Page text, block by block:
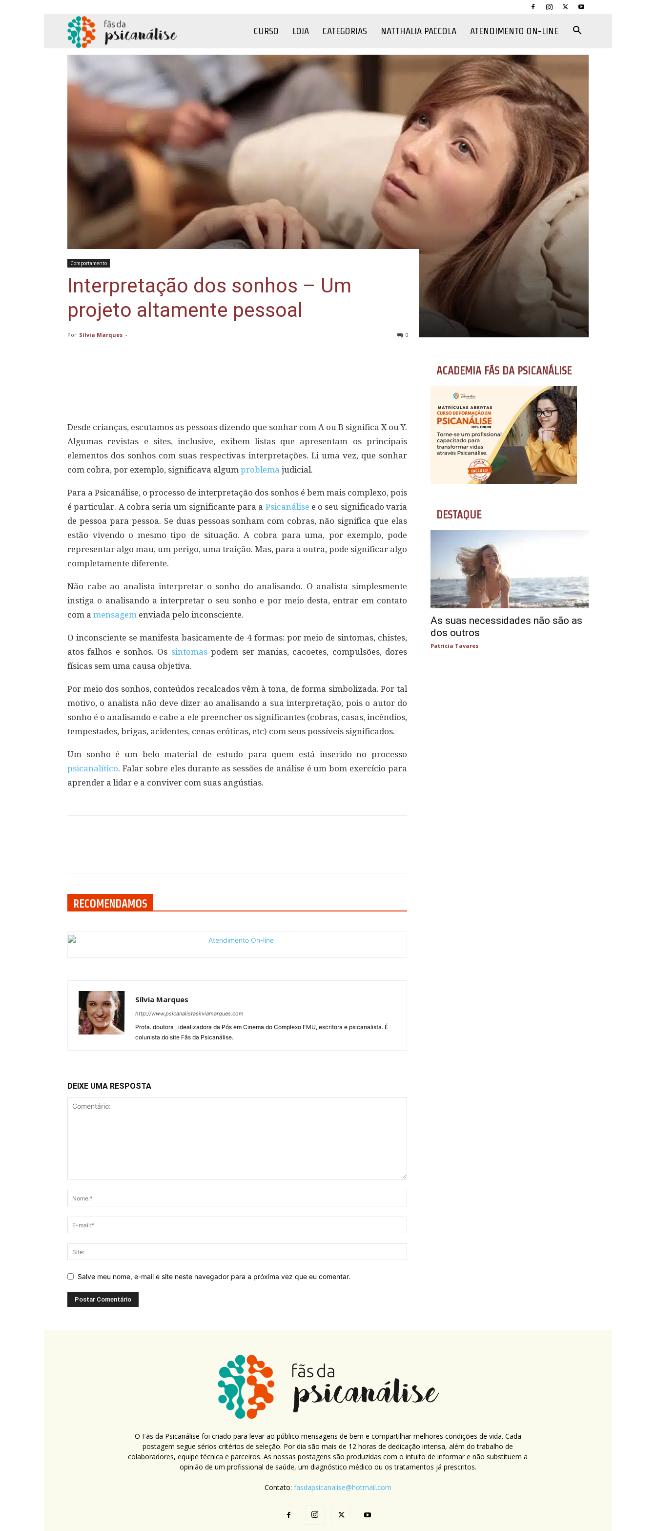
Psicanálise
CURSO LOJA CATEGORIAS NATTHALIA PACCOLA ATENDIMENTO ON-LINE
Comportamento
Interpretação dos sonhos – Um
projeto altamente pessoal
Por Sílvia Marques - 0
Desde crianças, escutamos as pessoas dizendo que sonhar com A ou B significa X ou Y.
Algumas revistas e sites, inclusive, exibem listas que apresentam os principais
elementos dos sonhos com suas respectivas interpretações. Li uma vez, que sonhar
com cobra, por exemplo, significava algum problema judicial.
Para a Psicanálise, o processo de interpretação dos sonhos é bem mais complexo, pois
é particular. A cobra seria um significante para a Psicanálise e o seu significado varia
de pessoa para pessoa. Se duas pessoas sonham com cobras, não significa que elas
estão vivendo o mesmo tipo de situação. A cobra para uma, por exemplo, pode
representar algo mau, um perigo, uma traição. Mas, para a outra, pode significar algo
completamente diferente.
Não cabe ao analista interpretar o sonho do analisando. O analista simplesmente
instiga o analisando a interpretar o seu sonho e por meio desta, entrar em contato
com a mensagem enviada pelo inconsciente.
O inconsciente se manifesta basicamente de 4 formas: por meio de sintomas, chistes,
atos falhos e sonhos. Os sintomaspodem ser manias, cacoetes, compulsões, dores
físicas sem uma causa objetiva.
Por meio dos sonhos, conteúdos recalcados vêm à tona, de forma simbolizada. Por tal
motivo, o analista não deve dizer ao analisando a sua interpretação, pois o autor do
sonho é o analisando e cabe a ele preencher os significantes (cobras, casas, incêndios,
tempestades, brigas, acidentes, cenas eróticas, etc) com seus possíveis significados.
Um sonho é um belo material de estudo para quem está inserido no processo
psicanalítico. Falar sobre eles durante as sessões de análise é um bom exercício para
aprender a lidar e a conviver com suas angústias.
RECOMENDAMOS
Sílvia Marques
http://www.psicanalistasilviamarques.com
Profa. doutora , idealizadora da Pós em Cinema do Complexo FMU, escritora e psicanalista. É
colunista do site Fãs da Psicanálise.
DEIXE UMA RESPOSTA
Salve meu nome, e-mail e site neste navegador para a próxima vez que eu comentar.
ACADEMIA FÃS DA PSICANÁLISE
DESTAQUE
As suas necessidades não são as
dos outros
Patricia Tavares
O Fãs da Psicanálise foi criado para levar ao público mensagens de bem e compartilhar melhores condições de vida. Cada
postagem segue sérios critérios de seleção. Por dia são mais de 12 horas de dedicação intensa, além do trabalho de
colaboradores, equipe técnica e parceiros. As nossas postagens são produzidas com o intuito de informar e não substituem a
opinião de um profissional de saúde, um diagnóstico médico ou os tratamentos já prescritos.
Contato: fasdapsicanalise@hotmail.com